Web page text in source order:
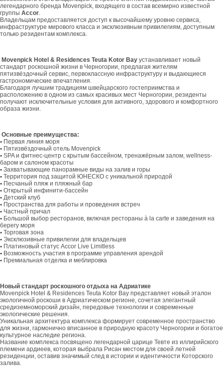
легендарного бренда Movenpick, входящего в состав всемирно известной
группы Accor.
Владельцам предоставляется доступ к высочайшему уровню сервиса,
инфраструктуре мирового класса и эксклюзивным привилегиям, доступным
только резидентам комплекса.
Movenpick Hotel & Residences Teuta Kotor Bay устанавливает новый
стандарт роскошной жизни в Черногории, предлагая жителям
пятизвёздочный сервис, первоклассную инфраструктуру и выдающиеся
гастрономические впечатления.
Благодаря лучшим традициям швейцарского гостеприимства и
расположению в одном из самых красивых мест Черногории, резиденты
получают исключительные условия для активного, здорового и комфортного
образа жизни.
Основные преимущества:
• Первая линия моря
• Пятизвёздочный отель Movenpick
• SPA и фитнес-центр с крытым бассейном, тренажёрным залом, wellness-
баром и салоном красоты
• Захватывающие панорамные виды на залив и горы
• Территория под защитой ЮНЕСКО с уникальной природой
• Песчаный пляж и пляжный бар
• Открытый инфинити-бассейн
• Детский клуб
• Пространства для работы и проведения встреч
• Частный причал
• Большой выбор ресторанов, включая рестораны à la carte и заведения на
берегу моря
• Торговая зона
• Эксклюзивные привилегии для владельцев
• Платиновый статус Accor Live Limitless
• Возможность участия в программе управления арендой
• Премиальная отделка и меблировка
Новый стандарт роскошного отдыха на Адриатике
Movenpick Hotel & Residences Teuta Kotor Bay представляет новый эталон
экологичной роскоши в Адриатическом регионе, сочетая элегантный
средиземноморский дизайн, передовые технологии и современные
экологические решения.
Уникальная архитектура комплекса формирует современное пространство
для жизни, гармонично вписанное в природную красоту Черногории и богатое
культурное наследие региона.
Название комплекса посвящено легендарной царице Тевте из иллирийского
племени ардиеев, которая выбрала Рисан местом для своей летней
резиденции, оставив значимый след в истории и идентичности Которского
залива.